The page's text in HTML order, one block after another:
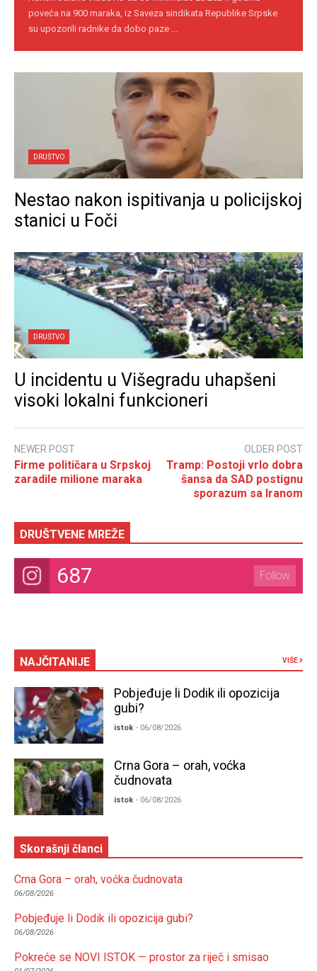
poveća na 900 maraka, iz Saveza sindikata Republike Srpske
su upozorili radnike da dobo paze ...
DRUŠTVO
Nestao nakon ispitivanja u policijskoj
stanici u Foči
DRUŠTVO
U incidentu u Višegradu uhapšeni
visoki lokalni funkcioneri
NEWER POST
Firme političara u Srpskoj
zaradile milione maraka
OLDER POST
Tramp: Postoji vrlo dobra
šansa da SAD postignu
sporazum sa Iranom
DRUŠTVENE MREŽE
687 Follow
NAJČITANIJE VIŠE
Pobjeđuje li Dodik ili opozicija
gubi?
istok - 06/08/2026
Crna Gora – orah, voćka
čudnovata
istok - 06/08/2026
Skorašnji članci
Crna Gora – orah, voćka čudnovata
06/08/2026
Pobjeđuje li Dodik ili opozicija gubi?
06/08/2026
Pokreće se NOVI ISTOK — prostor za riječ i smisao